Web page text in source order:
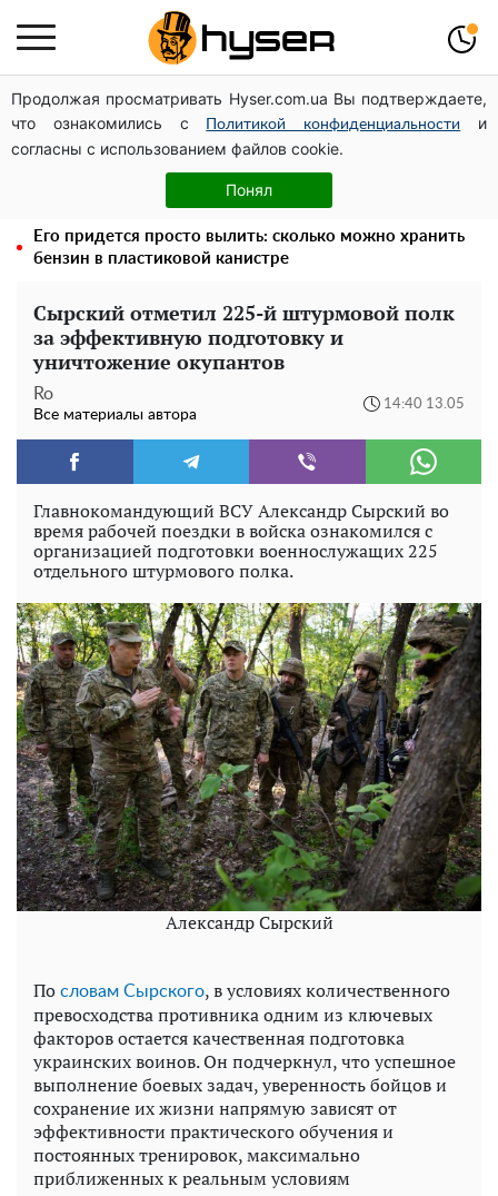
Продолжая просматривать Hyser.com.ua Вы подтверждаете,
что ознакомились с
Политикой конфиденциальности
и
согласны с использованием файлов cookie.
Понял
Посол ОБСЕ во второй раз посетил место российского
удара по жилому дому на Подоле
Дроны с наценкой: Александр Конотопский вывел
миллионы оборонного бюджета через фиктивную
фирму в Эстонии
Его придется просто вылить: сколько можно хранить
бензин в пластиковой канистре
Сырский отметил 225-й штурмовой полк
за эффективную подготовку и
уничтожение окупантов
Ro
Все материалы автора
14:40 13.05
Главнокомандующий ВСУ Александр Сырский во
время рабочей поездки в войска ознакомился с
организацией подготовки военнослужащих 225
отдельного штурмового полка.
Александр Сырский
По словам Сырского, в условиях количественного
превосходства противника одним из ключевых
факторов остается качественная подготовка
украинских воинов. Он подчеркнул, что успешное
выполнение боевых задач, уверенность бойцов и
сохранение их жизни напрямую зависят от
эффективности практического обучения и
постоянных тренировок, максимально
приближенных к реальным условиям